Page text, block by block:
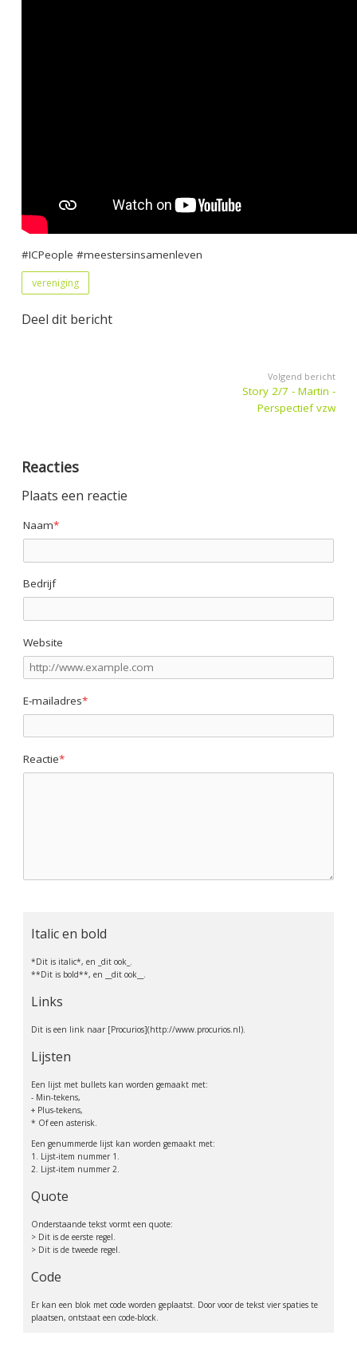
#ICPeople #meestersinsamenleven
vereniging
Deel dit bericht
Volgend bericht
Story 2/7 - Martin -
Perspectief vzw
Reacties
Plaats een reactie
Naam*
Bedrijf
Website
E-mailadres*
Reactie*
Italic en bold
*Dit is italic*, en _dit ook_.
**Dit is bold**, en __dit ook__.
Links
Dit is een link naar [Procurios](http://www.procurios.nl).
Lijsten
Een lijst met bullets kan worden gemaakt met:
- Min-tekens,
+ Plus-tekens,
* Of een asterisk.
Een genummerde lijst kan worden gemaakt met:
1. Lijst-item nummer 1.
2. Lijst-item nummer 2.
Quote
Onderstaande tekst vormt een quote:
> Dit is de eerste regel.
> Dit is de tweede regel.
Code
Er kan een blok met code worden geplaatst. Door voor de tekst vier spaties te
plaatsen, ontstaat een code-block.